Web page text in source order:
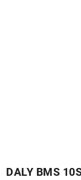
DALY BMS